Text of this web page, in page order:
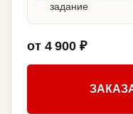
задание
от 4 900 ₽